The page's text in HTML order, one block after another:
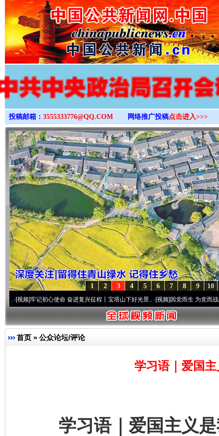
>
投稿邮箱： 3555333776@QQ.COM 网络推广投稿点击进入>>>
10
9
8
7
6
5
4
3
2
1
牢记初心使命 奋进复兴征程丨宝塔山下好光景..·[视频]因党而生 为党而战——百年“
首页 » 公众论坛/评论
学习语｜爱国
学习语｜爱国主义是